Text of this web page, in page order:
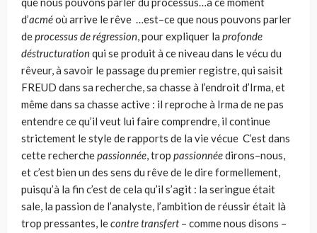
d’acméoù arrive le rêve …est–ce que nous pouvons par­ler
deprocessus de régression, pour expliquer la profonde
déstructurationqui se produit à ce niveau dans le vécu du
rêveur, à savoir le passage du premier registre, qui saisit
FREUD dans sa recherche, sa chasse à l’endroit d’Irma, et
même dans sa chasse active : il reproche à Irma de ne pas
entendre ce qu’il veut lui faire comprendre, il continue
strictement le style de rapports de la vie vécue C’est dans
cette recherchepassionnée, trop passionnéedirons–nous,
et c’est bien un des sens du rêve de le dire formellement,
puisqu’à la fin c’est de cela qu’il s’agit : la seringue était
sale, la passion de l’analyste, l’ambition de réussir était là
trop pressantes, lecontre transfert– comme nous disons –